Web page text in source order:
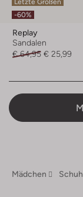
Letzte Größen
-60%
Replay
Sandalen
€ 64,95 € 25,99
Mädchen